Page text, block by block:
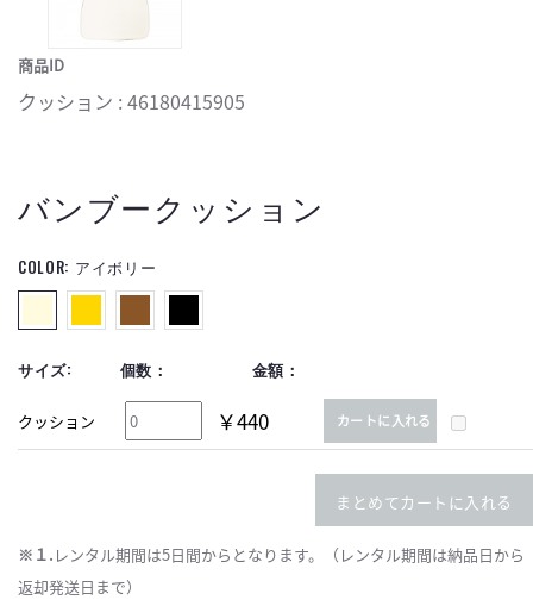
商品ID
クッション : 46180415905
バンブークッション
COLOR: アイボリー
サイズ: 個数： 金額：
クッション ￥440 カートに入れる
まとめてカートに入れる
※１. レンタル期間は5日間からとなります。（レンタル期間は納品日から
返却発送日まで）